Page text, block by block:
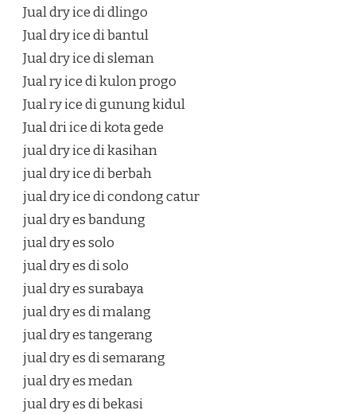
Jual dry ice di dlingo
Jual dry ice di bantul
Jual dry ice di sleman
Jual ry ice di kulon progo
Jual ry ice di gunung kidul
Jual dri ice di kota gede
jual dry ice di kasihan
jual dry ice di berbah
jual dry ice di condong catur
jual dry es bandung
jual dry es solo
jual dry es di solo
jual dry es surabaya
jual dry es di malang
jual dry es tangerang
jual dry es di semarang
jual dry es medan
jual dry es di bekasi